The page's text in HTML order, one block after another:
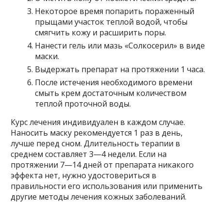
Некоторое время попарить пораженный
прыщами участок теплой водой, чтобы
смягчить кожу и расширить поры.
Нанести гель или мазь «Солкосерил» в виде
маски.
Выдержать препарат на протяжении 1 часа.
После истечения необходимого времени
смыть крем достаточным количеством
теплой проточной воды.
Курс лечения индивидуален в каждом случае.
Наносить маску рекомендуется 1 раз в день,
лучше перед сном. Длительность терапии в
среднем составляет 3—4 недели. Если на
протяжении 7—14 дней от препарата никакого
эффекта нет, нужно удостовериться в
правильности его использования или применить
другие методы лечения кожных заболеваний.